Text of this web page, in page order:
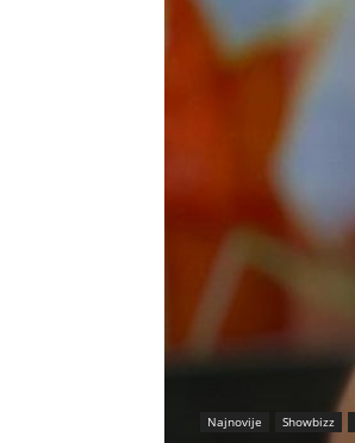
Najnovije Showbizz